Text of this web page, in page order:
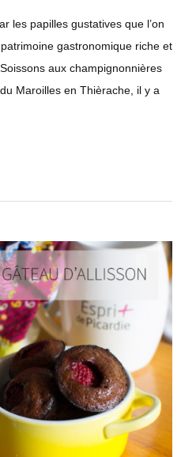
les papilles gustatives que l’on
gastronomique riche et
aux champignonnières
Maroilles en Thièrache, il y a